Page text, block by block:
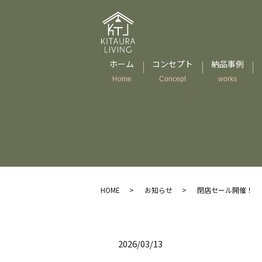
ホーム
Home
コンセプト
Concept
納品事例
works
HOME お知らせ 閉店セール開催！
2026/03/13